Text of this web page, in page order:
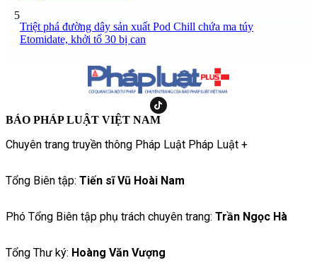
5
Triệt phá đường dây sản xuất Pod Chill chứa ma túy
Etomidate, khởi tố 30 bị can
BÁO PHÁP LUẬT VIỆT NAM
Chuyên trang truyền thông Pháp Luật Pháp Luật +
Tổng Biên tập: Tiến sĩ Vũ Hoài Nam
Phó Tổng Biên tập phụ trách chuyên trang: Trần Ngọc Hà
Tổng Thư ký: Hoàng Văn Vượng